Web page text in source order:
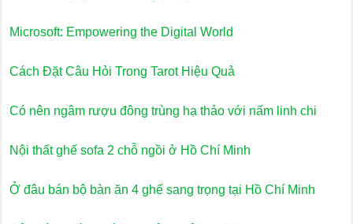
Microsoft: Empowering the Digital World
Cách Đặt Câu Hỏi Trong Tarot Hiệu Quả
Có nên ngâm rượu đông trùng hạ thảo với nấm linh chi
Nội thất ghế sofa 2 chỗ ngồi ở Hồ Chí Minh
Ở đâu bán bộ bàn ăn 4 ghế sang trọng tại Hồ Chí Minh